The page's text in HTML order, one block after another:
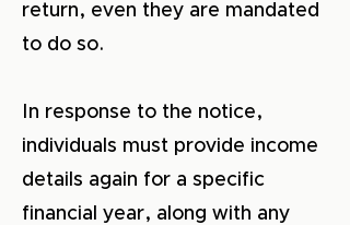
return, even they are mandated
to do so.
In response to the notice,
individuals must provide income
details again for a specific
financial year, along with any